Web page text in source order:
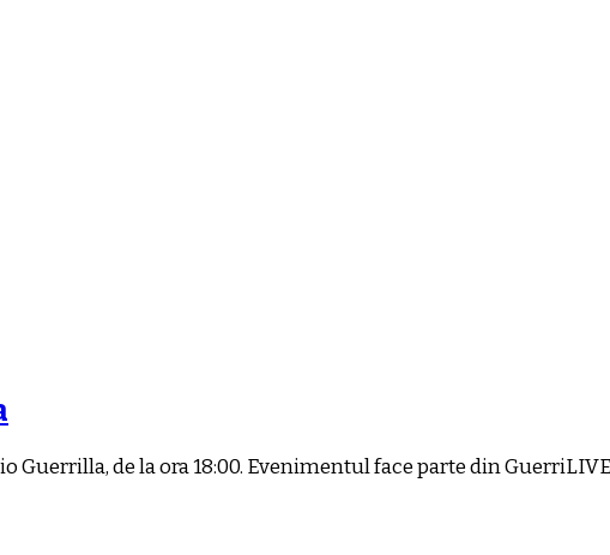
Guerrilla, de la ora 18:00. Evenimentul face parte din